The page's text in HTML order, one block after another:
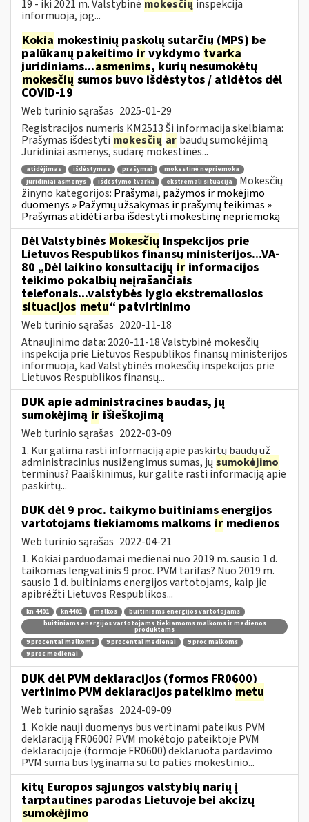
19 - iki 2021 m. Valstybinė mokesčių inspekcija
informuoja, jog...
Kokia mokestinių paskolų sutarčių (MPS) be
palūkanų pakeitimo ir vykdymo tvarka
juridiniams...asmenims, kurių nesumokėtų
mokesčių sumos buvo išdėstytos / atidėtos dėl
COVID-19
Web turinio sąrašas 2025-01-29
Registracijos numeris KM2513 Ši informacija skelbiama:
Prašymas išdėstyti mokesčių ar baudų sumokėjimą
Juridiniai asmenys, sudarę mokestinės...
atidėjimas išdėstymas prašymai
mokestinė nepriemoka
juridiniai asmenys
išdėstymo tvarka ekstremali situacija
Mokesčių
žinyno kategorijos: Prašymai, pažymos ir mokėjimo
duomenys » Pažymų užsakymas ir prašymų teikimas »
Prašymas atidėti arba išdėstyti mokestinę nepriemoką
Dėl Valstybinės Mokesčių Inspekcijos prie
Lietuvos Respublikos finansų ministerijos...VA-
80 „Dėl laikino konsultacijų ir informacijos
teikimo pokalbių neįrašančiais
telefonais...valstybės lygio ekstremaliosios
situacijos metu“ patvirtinimo
Web turinio sąrašas 2020-11-18
Atnaujinimo data: 2020-11-18 Valstybinė mokesčių
inspekcija prie Lietuvos Respublikos finansų ministerijos
informuoja, kad Valstybinės mokesčių inspekcijos prie
Lietuvos Respublikos finansų...
DUK apie administracines baudas, jų
sumokėjimą ir išieškojimą
Web turinio sąrašas 2022-03-09
1. Kur galima rasti informaciją apie paskirtų baudų už
administracinius nusižengimus sumas, jų sumokėjimo
terminus? Paaiškinimus, kur galite rasti informaciją apie
paskirtų...
DUK dėl 9 proc. taikymo buitiniams energijos
vartotojams tiekiamoms malkoms ir medienos
Web turinio sąrašas 2022-04-21
1. Kokiai parduodamai medienai nuo 2019 m. sausio 1 d.
taikomas lengvatinis 9 proc. PVM tarifas? Nuo 2019 m.
sausio 1 d. buitiniams energijos vartotojams, kaip jie
apibrėžti Lietuvos Respublikos...
kn 4401 kn4401 malkos
buitiniams energijos vartotojams
buitiniams energijos vartotojams tiekiamoms malkoms ir medienos
produktams
9 procentai malkoms
9 procentai medienai
9 proc malkoms
9 proc medienai
DUK dėl PVM deklaracijos (formos FR0600)
vertinimo PVM deklaracijos pateikimo metu
Web turinio sąrašas 2024-09-09
1. Kokie nauji duomenys bus vertinami pateikus PVM
deklaraciją FR0600? PVM mokėtojo pateiktoje PVM
deklaracijoje (formoje FR0600) deklaruota pardavimo
PVM suma bus lyginama su to paties mokestinio...
kitų Europos sąjungos valstybių narių į
tarptautines parodas Lietuvoje bei akcizų
sumokėjimo